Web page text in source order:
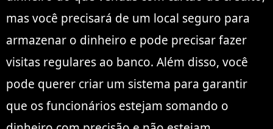
mas você precisará de um local seguro para
armazenar o dinheiro e pode precisar fazer
visitas regulares ao banco. Além disso, você
pode querer criar um sistema para garantir
que os funcionários estejam somando o